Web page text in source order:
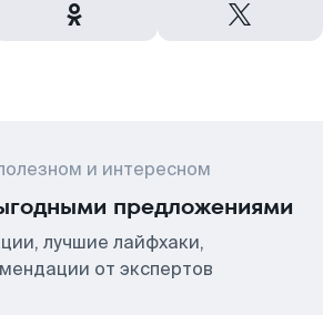
и интересном
предложениями
лучшие лайфхаки,
от экспертов